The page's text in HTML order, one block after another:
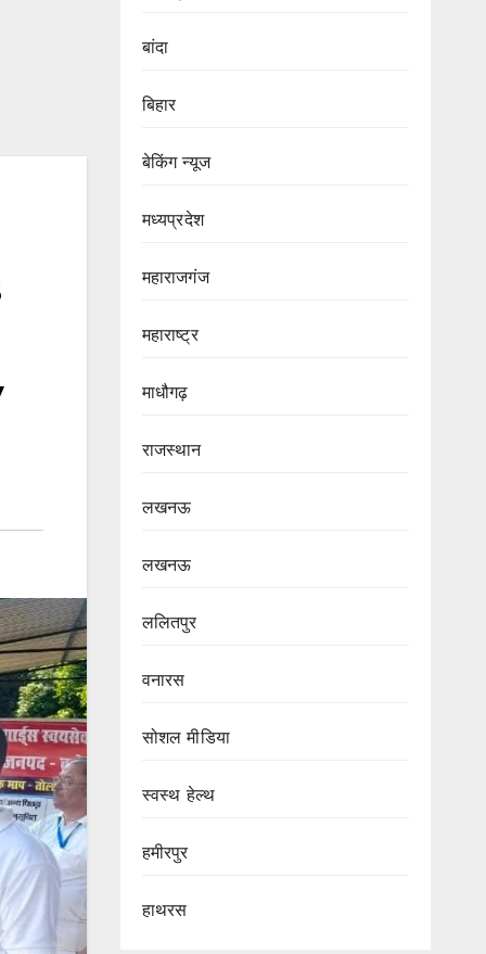
बांदा
बिहार
बेकिंग न्यूज
मध्यप्रदेश
महाराजगंज
महाराष्ट्र
माधौगढ़
राजस्थान
लखनऊ
लखनऊ
ललितपुर
वनारस
सोशल मीडिया
स्वस्थ हेल्थ
हमीरपुर
हाथरस